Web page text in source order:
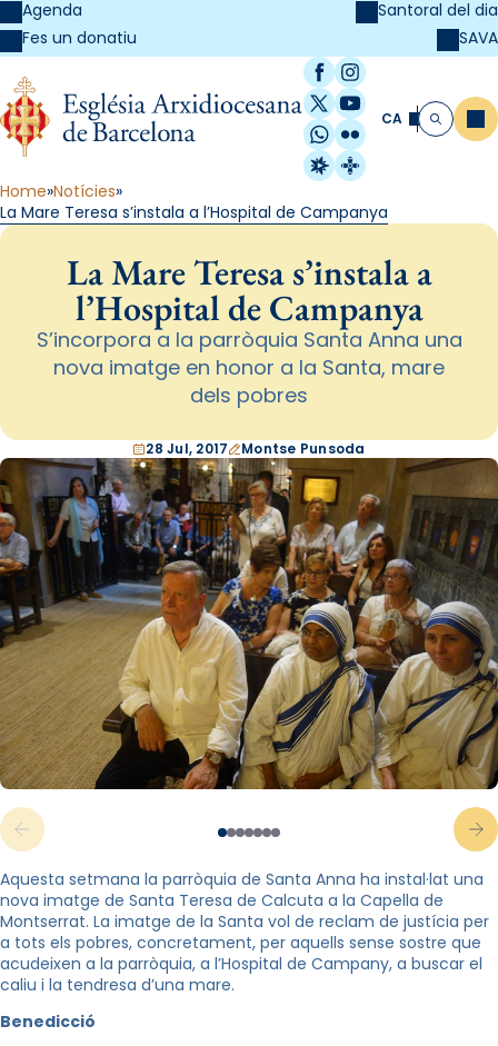
Agenda
Fes un donatiu
Santoral del dia
SAVA
Facebook
Instagram
X / Twitter
YouTube
WhatsApp
Flickr
Radio Estel
Catalunya
CA Cerca
Home Notícies
La Mare Teresa s’instala a l’Hospital de Campanya
La Mare Teresa s’instala a
l’Hospital de Campanya
S’incorpora a la parròquia Santa Anna una
nova imatge en honor a la Santa, mare
dels pobres
28 Jul, 2017 Montse Punsoda
Aquesta setmana la parròquia de Santa Anna ha instal·lat una
nova imatge de Santa Teresa de Calcuta a la Capella de
Montserrat. La imatge de la Santa vol de reclam de justícia per
a tots els pobres, concretament, per aquells sense sostre que
acudeixen a la parròquia, a l’Hospital de Campany, a buscar el
caliu i la tendresa d’una mare.
Benedicció